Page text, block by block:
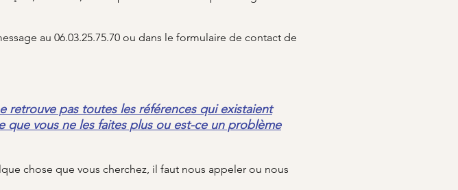
au 06.03.25.75.70 ou dans le formulaire de contact de
retrouve pas toutes les références qui existaient
que vous ne les faites plus ou est-ce un problème
chose que vous cherchez, il faut nous appeler ou nous